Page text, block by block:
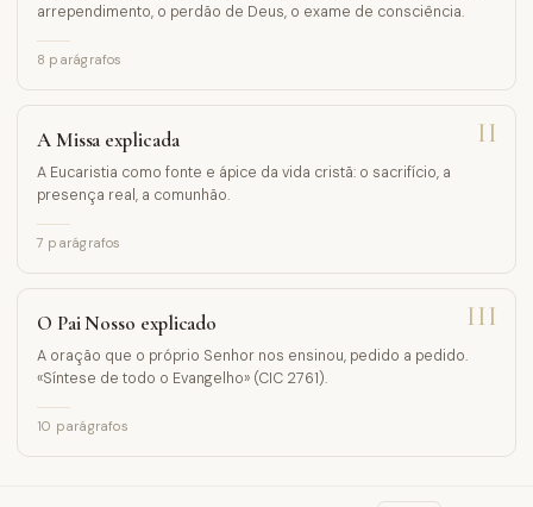
arrependimento, o perdão de Deus, o exame de consciência.
8 parágrafos
II
A Missa explicada
A Eucaristia como fonte e ápice da vida cristã: o sacrifício, a
presença real, a comunhão.
7 parágrafos
III
O Pai Nosso explicado
A oração que o próprio Senhor nos ensinou, pedido a pedido.
«Síntese de todo o Evangelho» (CIC 2761).
10 parágrafos